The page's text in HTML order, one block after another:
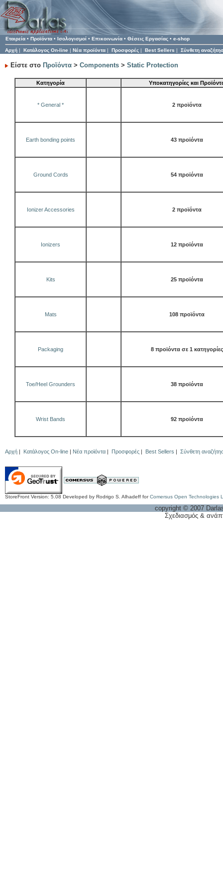
Εταιρεία • Προϊόντα • Ισολογισμοί • Επικοινωνία • Θέσεις Εργασίας • e-shop
Αρχή | Κατάλογος On-line | Νέα προϊόντα | Προσφορές | Best Sellers | Σύνθετη
Είστε στο Προϊόντα > Components > Static Protection
Κατηγορία Υποκατηγορίες και
* General * 2 προϊόντα
Earth bonding points 43 προϊόντα
Ground Cords 54 προϊόντα
Ionizer Accessories 2 προϊόντα
Ionizers 12 προϊόντα
Kits 25 προϊόντα
Mats 108 προϊόντα
Packaging 8 προϊόντα σε 1 κατηγορίες
Toe/Heel Grounders 38 προϊόντα
Wrist Bands 92 προϊόντα
Αρχή Κατάλογος On-line Νέα προϊόντα Προσφορές Best Sellers Σύνθετη
StoreFront Version: 5.08 Developed by Rodrigo S. Alhadeff forComersus Open Technologies
copyright © 2007
Σχεδιασμός &